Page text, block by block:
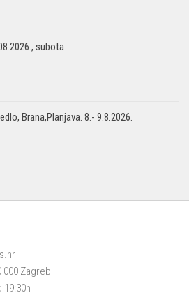
subota
Brana,Planjava. 8.- 9.8.2026.
000 Zagreb
19:30h